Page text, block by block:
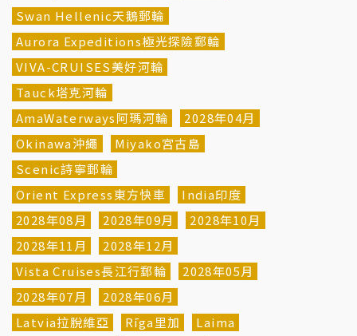
Swan Hellenic天鵝郵輪
Aurora Expeditions極光探險郵輪
VIVA-CRUISES美好河輪
Tauck塔克河輪
AmaWaterways阿瑪河輪
2028年04月
Okinawa沖繩
Miyako宮古島
Scenic詩寧郵輪
Orient Express東方快車
India印度
2028年08月
2028年09月
2028年10月
2028年11月
2028年12月
Vista Cruises長江行郵輪
2028年05月
2028年07月
2028年06月
Latvia拉脫維亞
Rīga里加
Laima